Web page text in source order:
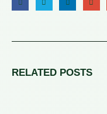
RELATED POSTS